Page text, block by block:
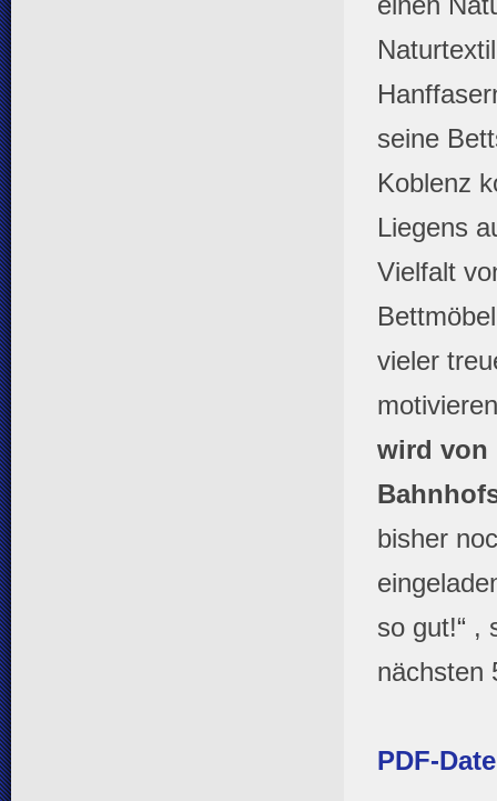
seine
Koblenz
Liegens
Vielfalt
vieler
wird von
bisher
so gut!“ ,
nächsten
PDF-